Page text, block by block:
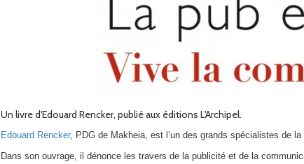
Un livre d'Edouard Rencker, publié aux éditions L'Archipel.
Edouard Rencker, PDG de Makheia, est l’un des grands spécialistes de la
Dans son ouvrage, il dénonce les travers de la publicité et de la